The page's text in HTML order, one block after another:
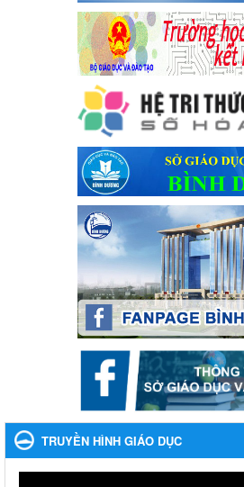
Kế hoạch Tổ chức Hội trại truyền
Cát Lần thứ VIII, năm học 2023-2024
Kế hoạch Tổ chức Hội trại truyền thống
Lần thứ VIII, năm học 2023-2024
Ngày ban hành: 28/12/2023
Phối hợp rà soát nhu cầu tiêm vắc
Phối hợp rà soát nhu cầu tiêm vắc xin
Ngày ban hành: 22/11/2023
Phát động, triển khai Cuộc thi " An
cười ngày mai" dành cho học sinh
năm học 2023-2024
Phát động, triển khai Cuộc thi " An toàn
ngày mai" dành cho học sinh và giáo
Ngày ban hành: 22/11/2023
Nhắc nhỡ thực hiện thanh toán
khoản thu trong nhà trường năm học
Nhắc nhỡ thực hiện thanh toán không
thu trong nhà trường năm học 2023-
Ngày ban hành: 27/09/2023
TRUYỀN HÌNH GIÁO DỤC